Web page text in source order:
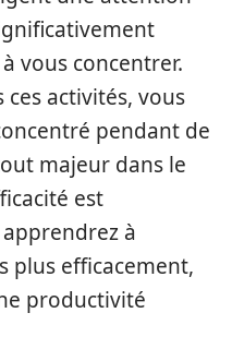
vous concentrer.
activités, vous
pendant de
majeur dans le
est
à
plus efficacement,
productivité